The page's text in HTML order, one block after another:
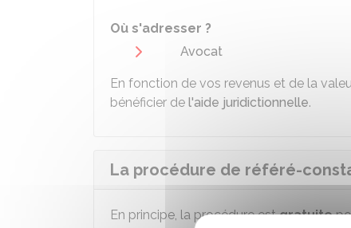
Où s'adresser ?
Avocat
En fonction de vos revenus et de la
bénéficier de l'aide juridictionnelle.
La procédure de référé-
En principe, la procédure estgratuite